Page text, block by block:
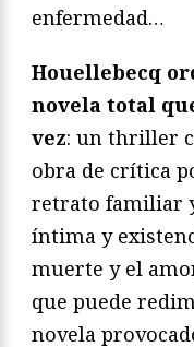
enfermedad…
Houellebecq
novela total
vez: un thriller
obra de crítica
retrato familiar
íntima y
muerte y el
que puede
novela